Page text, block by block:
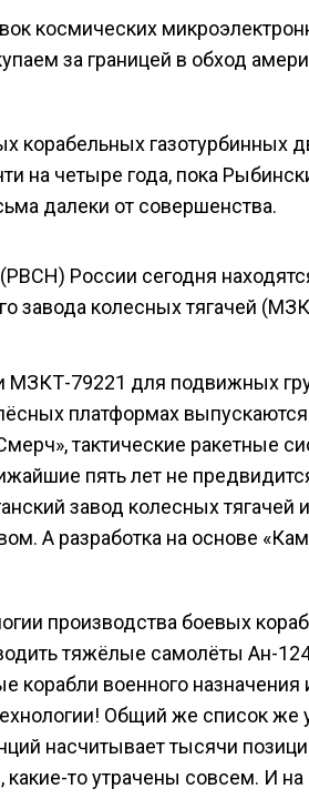
космических
за границей в обход
газотурбинных
на четыре года, пока
далеки от совершенства.
России сегодня
завода колесных тягачей
79221 для подвижных
платформах
тактические ракетные
пять лет не
завод колесных тягачей
А разработка на основе
производства боевых
тяжёлые самолёты Ан-
корабли военного
Общий же список же
насчитывает тысячи
то утрачены совсем. И